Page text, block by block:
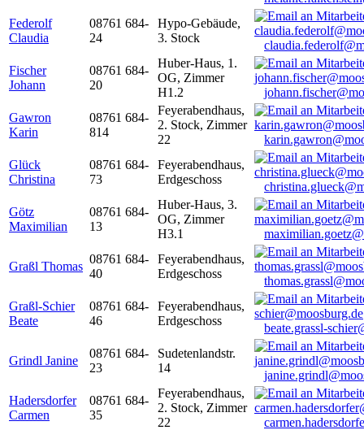
Federolf
Claudia
08761 684-
24
Hypo-Gebäude,
3. Stock
Fischer
Johann
08761 684-
20
Huber-Haus, 1.
OG, Zimmer
H1.2
Gawron
Karin
08761 684-
814
Feyerabendhaus,
2. Stock, Zimmer
22
Glück
Christina
08761 684-
73
Feyerabendhaus,
Erdgeschoss
Götz
Maximilian
08761 684-
13
Huber-Haus, 3.
OG, Zimmer
H3.1
Graßl Thomas
08761 684-
40
Feyerabendhaus,
Erdgeschoss
Graßl-Schier
Beate
08761 684-
46
Feyerabendhaus,
Erdgeschoss
beate.grassl-
Grindl Janine
08761 684-
23
Sudetenlandstr.
14
Hadersdorfer
Carmen
08761 684-
35
Feyerabendhaus,
2. Stock, Zimmer
22